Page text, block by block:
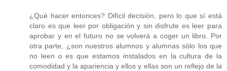
¿Qué hacer entonces? Difícil decisión, pero lo que sí está
claro es que leer por obligación y sin disfrute es leer para
aprobar y en el futuro no se volverá a coger un libro. Por
otra parte, ¿son nuestros alumnos y alumnas sólo los que
no leen o es que estamos instalados en la cultura de la
comodidad y la apariencia y ellos y ellas son un reflejo de la